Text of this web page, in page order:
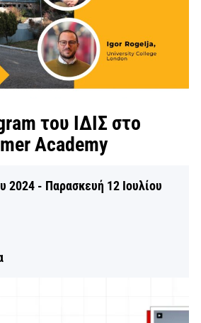
του ΙΔΙΣ στο
Academy
2024 - Παρασκευή 12 Ιουλίου